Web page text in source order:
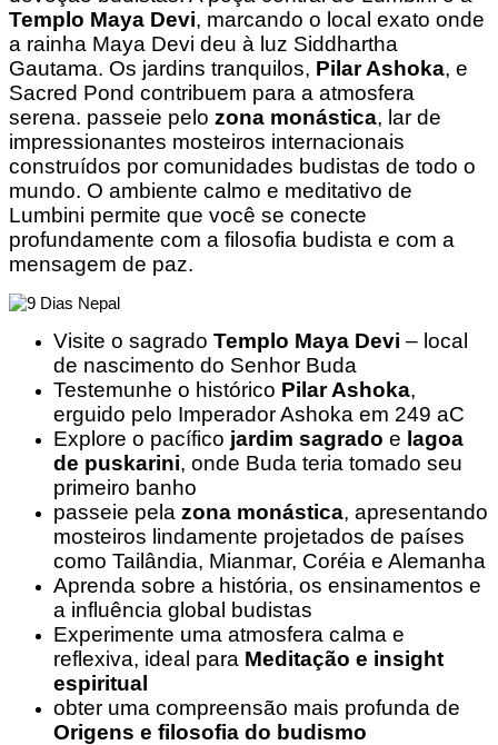
Templo Maya Devi, marcando o local exato onde
a rainha Maya Devi deu à luz Siddhartha
Gautama. Os jardins tranquilos, Pilar Ashoka, e
Sacred Pond contribuem para a atmosfera
serena. passeie pelo zona monástica, lar de
impressionantes mosteiros internacionais
construídos por comunidades budistas de todo o
mundo. O ambiente calmo e meditativo de
Lumbini permite que você se conecte
profundamente com a filosofia budista e com a
mensagem de paz.
Visite o sagrado Templo Maya Devi – local
de nascimento do Senhor Buda
Testemunhe o histórico Pilar Ashoka,
erguido pelo Imperador Ashoka em 249 aC
Explore o pacífico jardim sagrado e lagoa
de puskarini, onde Buda teria tomado seu
primeiro banho
passeie pela zona monástica, apresentando
mosteiros lindamente projetados de países
como Tailândia, Mianmar, Coréia e Alemanha
Aprenda sobre a história, os ensinamentos e
a influência global budistas
Experimente uma atmosfera calma e
reflexiva, ideal para Meditação e insight
espiritual
obter uma compreensão mais profunda de
Origens e filosofia do budismo